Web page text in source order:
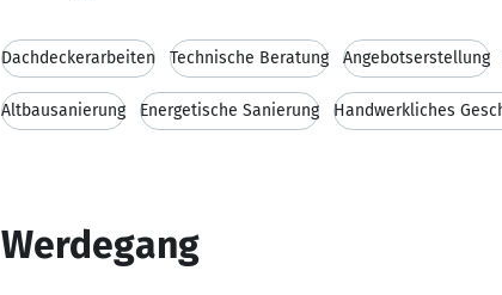
Dachdeckerarbeiten Technische Beratung Angebotserstellung
Altbausanierung Energetische Sanierung Handwerkliches
Werdegang